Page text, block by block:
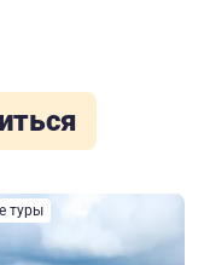
туры